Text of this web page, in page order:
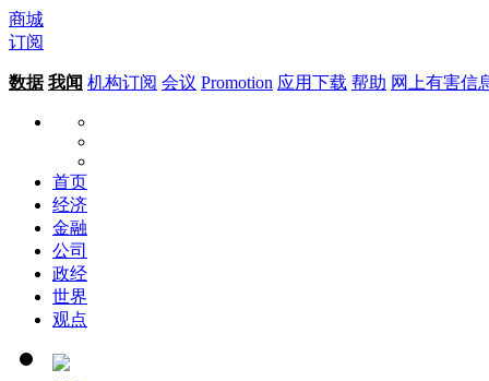
商城
订阅
数据 我闻 机构订阅 会议 Promotion 应用下载 帮助 网上有害信
首页
经济
金融
公司
政经
世界
观点